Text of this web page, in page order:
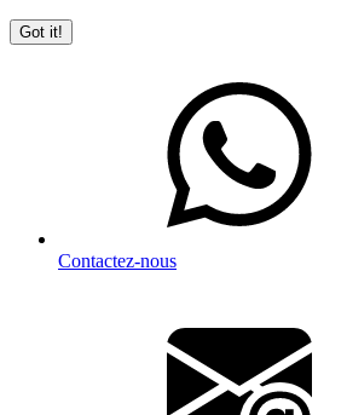
Got it!
Contactez-nous